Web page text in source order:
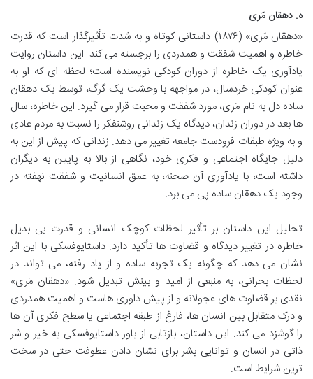
ه. دهقان مَری
«دهقان مَری» (۱۸۷۶) داستانی کوتاه و به شدت تأثیرگذار است که قدرت
خاطره و اهمیت شفقت و همدردی را برجسته می کند. این داستان روایت
یادآوری یک خاطره از دوران کودکی نویسنده است؛ لحظه ای که او به
عنوان کودکی خردسال، در مواجهه با وحشت یک گرگ، توسط یک دهقان
ساده دل به نام مَری، مورد شفقت و محبت قرار می گیرد. این خاطره، سال
ها بعد در دوران زندان، دیدگاه یک زندانی روشنفکر را نسبت به مردم عادی
و به ویژه طبقات فرودست جامعه تغییر می دهد. زندانی که پیش از این به
دلیل جایگاه اجتماعی و فکری خود، نگاهی از بالا به پایین به دیگران
داشته است، با یادآوری آن صحنه، به عمق انسانیت و شفقت نهفته در
وجود یک دهقان ساده پی می برد.
تحلیل این داستان بر تأثیر لحظات کوچک انسانی و قدرت بی بدیل
خاطره در تغییر دیدگاه و قضاوت ها تأکید دارد. داستایوفسکی با این اثر
نشان می دهد که چگونه یک تجربه ساده و از یاد رفته، می تواند در
لحظات بحرانی، به منبعی از امید و بینش تبدیل شود. «دهقان مَری»
نقدی بر قضاوت های عجولانه و از پیش داوری هاست و اهمیت همدردی
و درک متقابل بین انسان ها، فارغ از طبقه اجتماعی یا سطح فکری آن ها
را گوشزد می کند. این داستان، بازتابی از باور داستایوفسکی به خیر و شر
ذاتی در انسان و توانایی بشر برای نشان دادن عطوفت حتی در سخت
ترین شرایط است.